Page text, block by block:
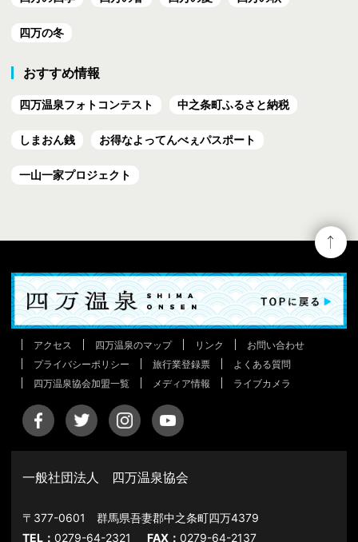
四万の冬
おすすめ情報
四万温泉フォトコンテスト 中之条町ふるさと納税
しまおん銭 お得なよってんべぇパスポート
一山一家プロジェクト
アクセス 四万温泉のマップ リンク
お問い合わせ
プライバシーポリシー
旅行業登録票
よくある質問
四万温泉協会加盟一覧
メディア情報 ライブカメラ
一般社団法人 四万温泉協会
〒377-0601 群馬県吾妻郡中之条町四万4379
TEL：0279-64-2321 FAX：0279-64-2137